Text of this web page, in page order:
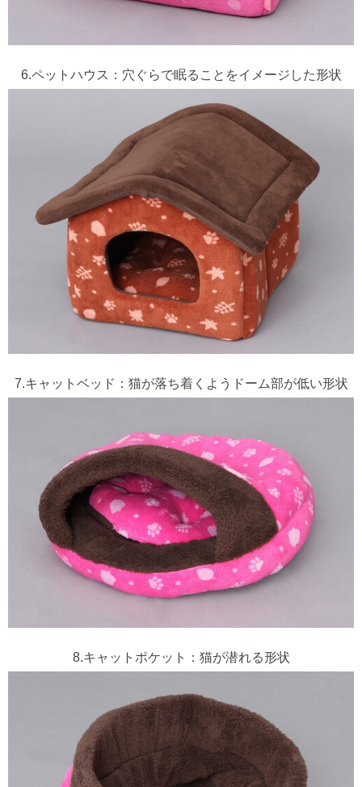
6.ペットハウス：穴ぐらで眠ることをイメージした形状
7.キャットベッド：猫が落ち着くようドーム部が低い形状
8.キャットポケット：猫が潜れる形状